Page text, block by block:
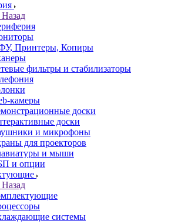
Назад
Принтеры, Копиры
фильтры и стабилизаторы
камеры
доски
доски
и микрофоны
для проекторов
и мыши
и опции
Назад
системы